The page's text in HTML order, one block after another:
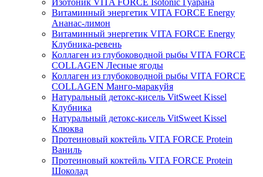
Изотоник VITA FORCE Isotonic Гуарана
Витаминный энергетик VITA FORCE Energy
Ананас-лимон
Витаминный энергетик VITA FORCE Energy
Клубника-ревень
Коллаген из глубоководной рыбы VITA FORCE
COLLAGEN Лесные ягоды
Коллаген из глубоководной рыбы VITA FORCE
COLLAGEN Манго-маракуйя
Натуральный детокс-кисель VitSweet Kissel
Клубника
Натуральный детокс-кисель VitSweet Kissel
Клюква
Протеиновый коктейль VITA FORCE Protein
Ваниль
Протеиновый коктейль VITA FORCE Protein
Шоколад